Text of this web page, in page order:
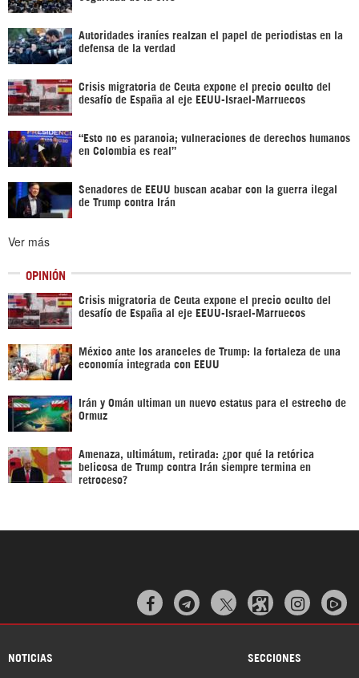
Autoridades iraníes realzan el papel de periodistas en la
defensa de la verdad
Crisis migratoria de Ceuta expone el precio oculto del
desafío de España al eje EEUU-Israel-Marruecos
“Esto no es paranoia; vulneraciones de derechos humanos
en Colombia es real”
Senadores de EEUU buscan acabar con la guerra ilegal
de Trump contra Irán
Ver más
OPINIÓN
Crisis migratoria de Ceuta expone el precio oculto del
desafío de España al eje EEUU-Israel-Marruecos
México ante los aranceles de Trump: la fortaleza de una
economía integrada con EEUU
Irán y Omán ultiman un nuevo estatus para el estrecho de
Ormuz
Amenaza, ultimátum, retirada: ¿por qué la retórica
belicosa de Trump contra Irán siempre termina en
retroceso?
  
NOTICIAS SECCIONES